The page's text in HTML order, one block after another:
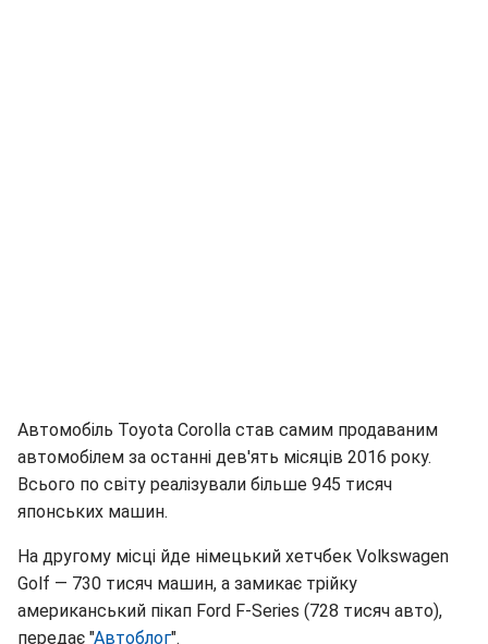
Автомобіль Toyota Corolla став самим продаваним
автомобілем за останні дев'ять місяців 2016 року.
Всього по світу реалізували більше 945 тисяч
японських машин.
На другому місці йде німецький хетчбек Volkswagen
Golf — 730 тисяч машин, а замикає трійку
американський пікап Ford F-Series (728 тисяч авто),
передає "Автоблог".